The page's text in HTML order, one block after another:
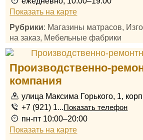
Показать на карте
Рубрики: Магазины матрасов,
на заказ, Мебельные фабрики
Производственно-
компания
улица Максима Горького, 1,
+7 (921) 1...Показать телефон
пн-пт 10:00–20:00
Показать на карте